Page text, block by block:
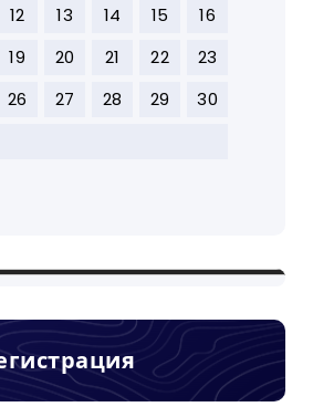
12 13 14 15
16
19 20 21 22
23
26 27 28 29
30